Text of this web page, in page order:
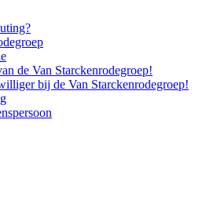
de Van Starckenrodegroep!
bij de Van Starckenrodegroep!